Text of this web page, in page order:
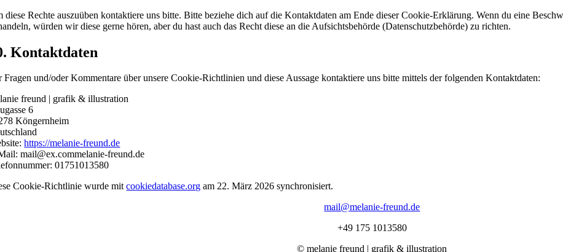
diese Rechte auszuüben kontaktiere uns bitte. Bitte beziehe dich auf die Kontaktdaten am Ende dieser Cookie-Erklärung. Wenn du eine
würden wir diese gerne hören, aber du hast auch das Recht diese an die Aufsichtsbehörde (Datenschutzbehörde) zu richten.
Kontaktdaten
Fragen und/oder Kommentare über unsere Cookie-Richtlinien und diese Aussage kontaktiere uns bitte mittels der folgenden Kontaktdaten:
freund | grafik & illustration
6
Köngernheim
https://melanie-freund.de
mail@ex.commelanie-freund.de
01751013580
Cookie-Richtlinie wurde mitcookiedatabase.org am 22. März 2026 synchronisiert.
mail@melanie-freund.de
+49 175 1013580
© melanie freund | grafik & illustration